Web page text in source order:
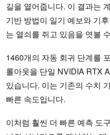
길을 열어줍니다. 이 결과는
기반 방법이 일기 예보와 기
는 열쇠를 쥐고 있음을 엿볼
1460개의 자동 회귀 단계를
롤아웃을 단일 NVIDIA RTX
있습니다. 이는 기존의 수치
빠른 속도입니다.
이처럼 훨씬 더 빠른 예측 도